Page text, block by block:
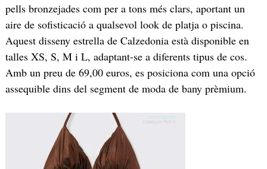
pells bronzejades com per a tons més clars, aportant un
aire de sofisticació a qualsevol look de platja o piscina.
Aquest disseny estrella de Calzedonia està disponible en
talles XS, S, M i L, adaptant-se a diferents tipus de cos.
Amb un preu de 69,00 euros, es posiciona com una opció
assequible dins del segment de moda de bany prèmium.